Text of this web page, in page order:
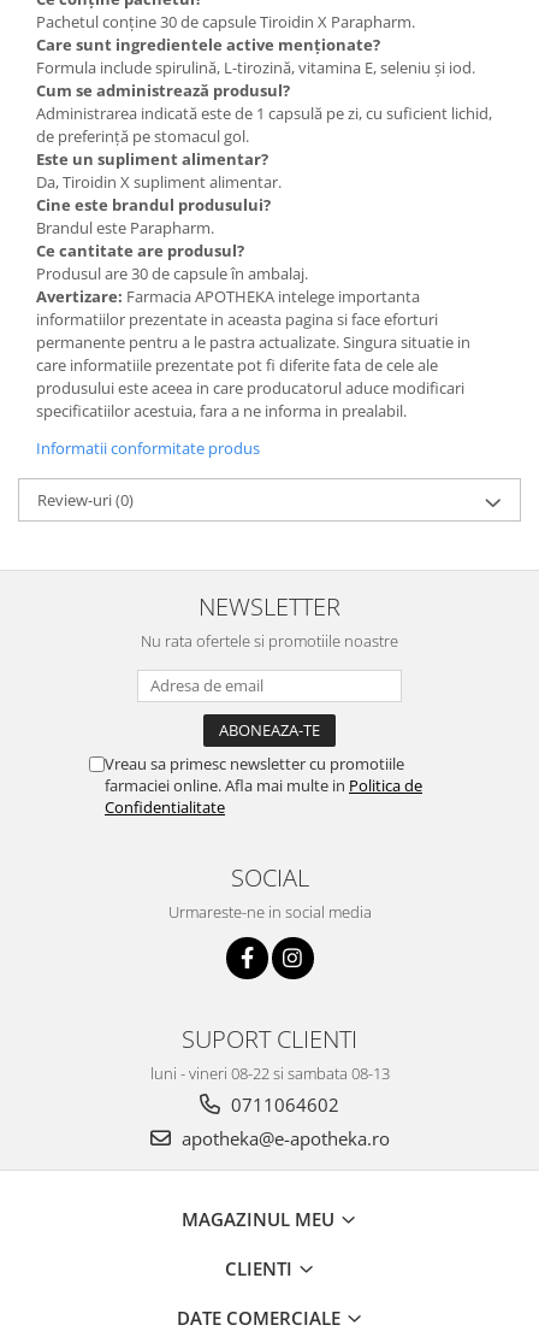
Pachetul conține 30 de capsule Tiroidin X Parapharm.
Care sunt ingredientele active menționate?
Formula include spirulină, L-tirozină, vitamina E, seleniu și iod.
Cum se administrează produsul?
Administrarea indicată este de 1 capsulă pe zi, cu suficient lichid,
de preferință pe stomacul gol.
Este un supliment alimentar?
Da, Tiroidin X supliment alimentar.
Cine este brandul produsului?
Brandul este Parapharm.
Ce cantitate are produsul?
Produsul are 30 de capsule în ambalaj.
Avertizare: Farmacia APOTHEKA intelege importanta
informatiilor prezentate in aceasta pagina si face eforturi
permanente pentru a le pastra actualizate. Singura situatie in
care informatiile prezentate pot fi diferite fata de cele ale
produsului este aceea in care producatorul aduce modificari
specificatiilor acestuia, fara a ne informa in prealabil.
Informatii conformitate produs
Review-uri(0)
NEWSLETTER
Nu rata ofertele si promotiile noastre
Vreau sa primesc newsletter cu promotiile
farmaciei online. Afla mai multe in Politica de
Confidentialitate
SOCIAL
Urmareste-ne in social media
SUPORT CLIENTI
luni - vineri 08-22 si sambata 08-13
0711064602
apotheka@e-apotheka.ro
MAGAZINUL MEU
CLIENTI
DATE COMERCIALE